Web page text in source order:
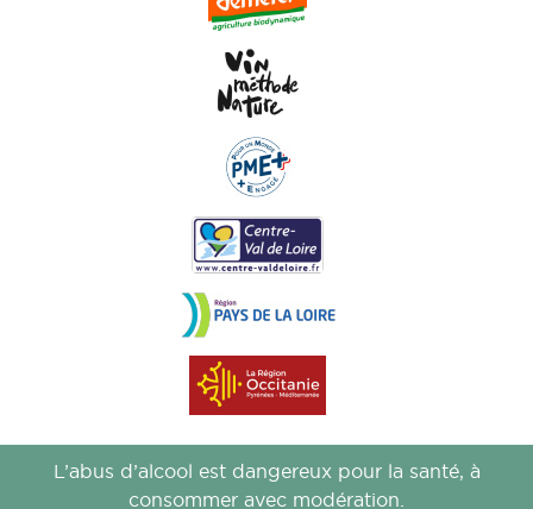
L’abus d’alcool est dangereux pour la santé, à
consommer avec modération.